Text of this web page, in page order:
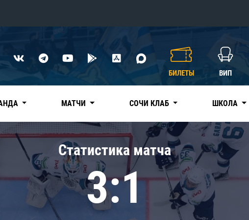
Нефтехимик
Дивизион Чернышева
Авангард
Адмирал
КХЛ
БИЛЕТЫ ВИП
МАТЧИ СОЧИ КЛАБ ШКОЛА
Статистика матча
3:1